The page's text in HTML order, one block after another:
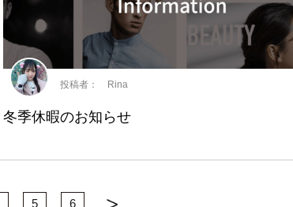
冬季休暇のお知らせ
投稿者： Rina
5 6